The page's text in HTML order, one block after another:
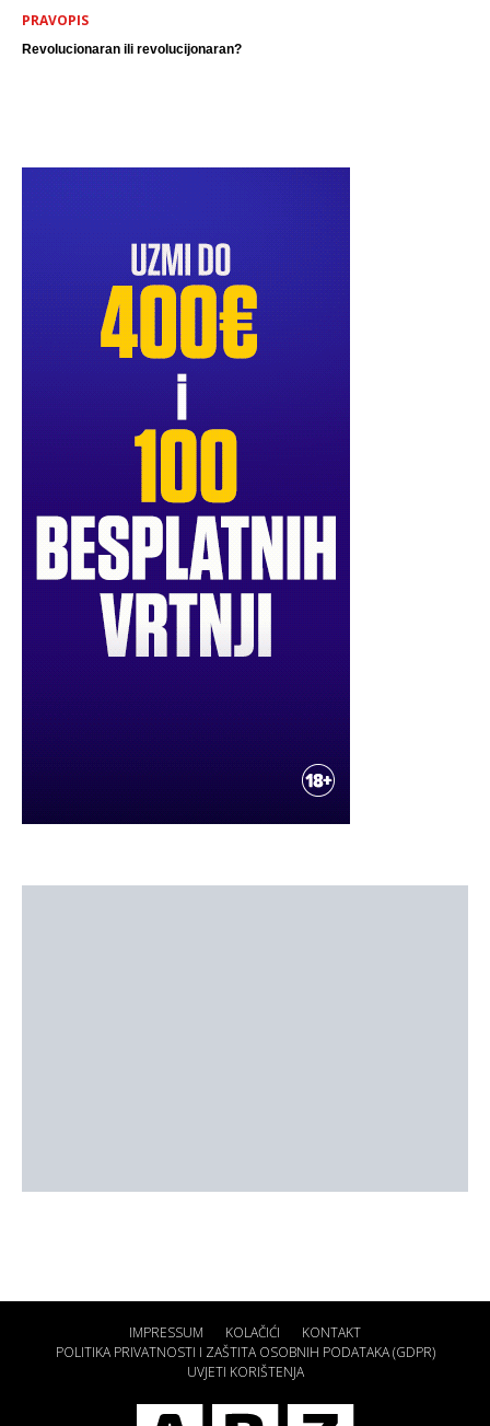
PRAVOPIS
Revolucionaran ili revolucijonaran?
IMPRESSUM KOLAČIĆI
KONTAKT
POLITIKA PRIVATNOSTI I ZAŠTITA OSOBNIH PODATAKA (GDPR)
UVJETI KORIŠTENJA